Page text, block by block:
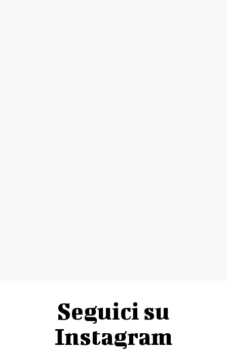
Seguici su
Instagram